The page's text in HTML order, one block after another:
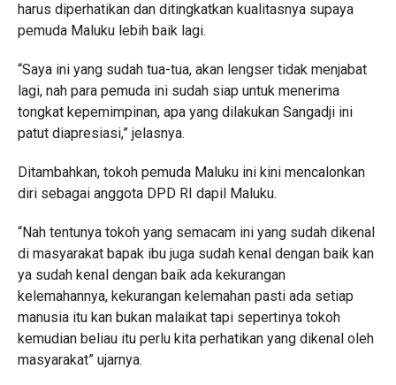
harus diperhatikan dan ditingkatkan kualitasnya supaya
pemuda Maluku lebih baik lagi.
“Saya ini yang sudah tua-tua, akan lengser tidak menjabat
lagi, nah para pemuda ini sudah siap untuk menerima
tongkat kepemimpinan, apa yang dilakukan Sangadji ini
patut diapresiasi,” jelasnya.
Ditambahkan, tokoh pemuda Maluku ini kini mencalonkan
diri sebagai anggota DPD RI dapil Maluku.
“Nah tentunya tokoh yang semacam ini yang sudah dikenal
di masyarakat bapak ibu juga sudah kenal dengan baik kan
ya sudah kenal dengan baik ada kekurangan
kelemahannya, kekurangan kelemahan pasti ada setiap
manusia itu kan bukan malaikat tapi sepertinya tokoh
kemudian beliau itu perlu kita perhatikan yang dikenal oleh
masyarakat” ujarnya.